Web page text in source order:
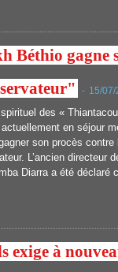
Béthio gagne
- 15/
spirituel des «
en séjour
son procès
L’ancien directeur
Diarra a été déclaré
exige à